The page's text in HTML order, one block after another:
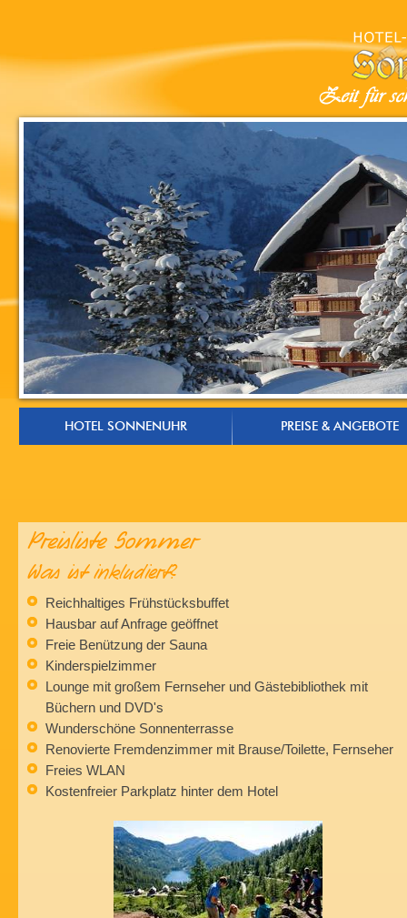
HOTEL SONNENUHR PREISE & ANGEBOTE
Preisliste Sommer
Was ist inkludiert?
Reichhaltiges Frühstücksbuffet
Hausbar auf Anfrage geöffnet
Freie Benützung der Sauna
Kinderspielzimmer
Lounge mit großem Fernseher und Gästebibliothek mit
Büchern und DVD's
Wunderschöne Sonnenterrasse
Renovierte Fremdenzimmer mit Brause/Toilette, Fernseher
Freies WLAN
Kostenfreier Parkplatz hinter dem Hotel